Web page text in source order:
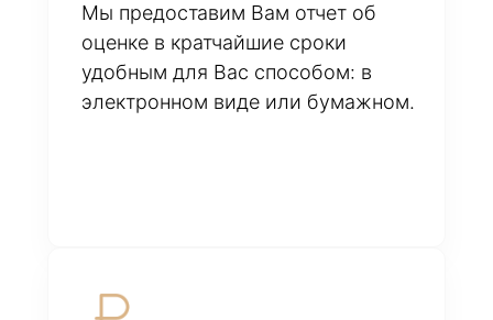
Мы предоставим Вам отчет об
оценке в кратчайшие сроки
удобным для Вас способом: в
электронном виде или бумажном.